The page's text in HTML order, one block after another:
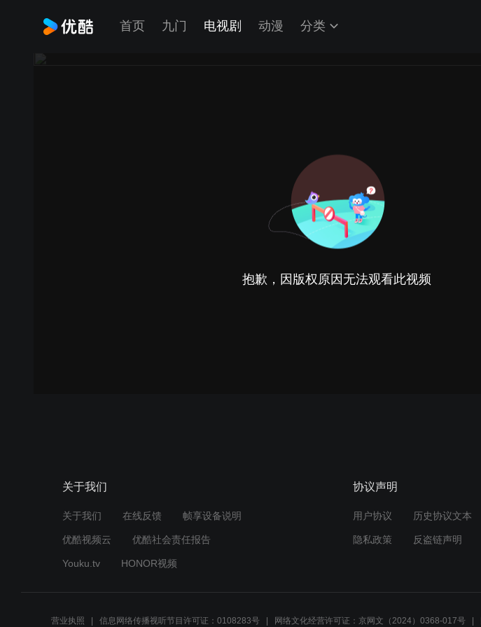
首页 九门 电视剧 动漫 分类
抱歉，因版权原因无法观看此视频
关于我们
关于我们 在线反馈 帧享设备说明
优酷视频云 优酷社会责任报告
Youku.tv HONOR视频
协议声明
用户协议 历史协议文本
隐私政策 反盗链声明
营业执照 信息网络传播视听节目许可证：0108283号 网络文化经营许可证：京网文（2024）0368-017号